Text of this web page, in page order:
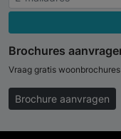
Brochures
Vraag gratis
Brochure aanvragen